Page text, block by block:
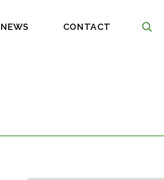
NEWS CONTACT